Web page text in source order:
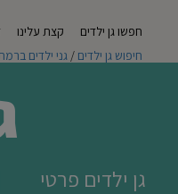
חפשו גן ילדים קצת עלינו
חיפוש גן ילדים / גני ילדים
גן ילדים פרטי